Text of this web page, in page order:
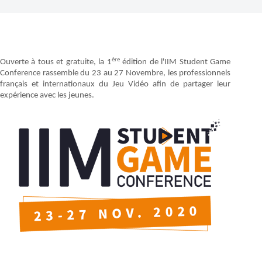
Ouverte à tous et gratuite, la 1èreédition de l'IIM Student Game
Conference rassemble du 23 au 27 Novembre, les professionnels
français et internationaux du Jeu Vidéo afin de partager leur
expérience avec les jeunes.